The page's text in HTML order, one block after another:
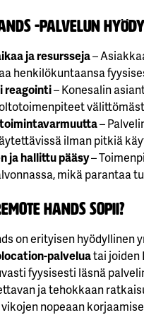
-palvelun
ja resursseja–
henkilökuntaansa
reagointi– Konesalin
–
ilman pitkiä
ja hallittu pääsy–
mikä parantaa
Hands sopii?
on erityisen hyödyllinen
palveluatai joiden
fyysisesti läsnä
ja tehokkaan
nopeaan